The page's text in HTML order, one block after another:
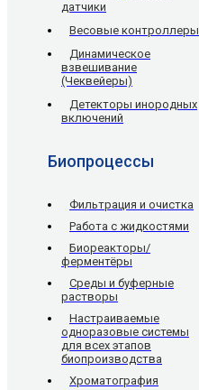
датчики
Весовые контроллеры
Динамическое
взвешивание
(Чеквейеры)
Детекторы инородных
включений
Биопроцессы
Фильтрация и очистка
Работа с жидкостями
Биореакторы/
ферментёры
Среды и буферные
растворы
Настраиваемые
одноразовые системы
для всех этапов
биопроизводства
Хроматография